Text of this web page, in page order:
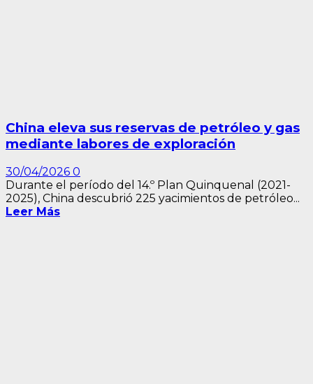
China eleva sus reservas de petróleo y gas
mediante labores de exploración
30/04/2026 0
Durante el período del 14.º Plan Quinquenal (2021-
2025), China descubrió 225 yacimientos de petróleo...
Leer Más